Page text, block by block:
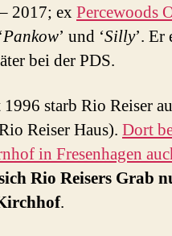
2017; exPercewoods
Pankow’ und ‘Silly’. Er
bei der PDS.
starb Rio Reiser
Reiser Haus). Dort
in Fresenhagen
Rio Reisers Grab
.